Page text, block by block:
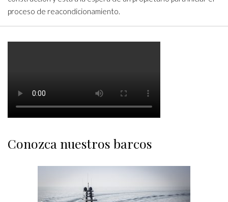
proceso de reacondicionamiento.
Conozca nuestros barcos